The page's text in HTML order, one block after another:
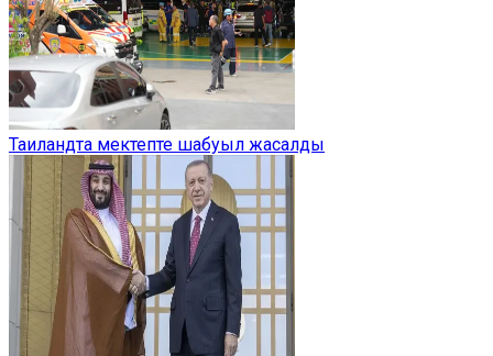
Таиландта мектепте шабуыл жасалды